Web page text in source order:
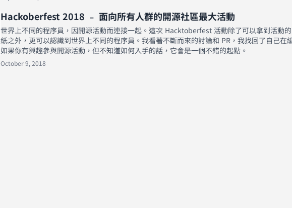
Hackoberfest 2018 ﹣ 面向所有人群的開源社區最大活動
世界上不同的程序員，因開源活動而連接一起。這次 Hacktoberfest 活動除了可以拿到活動
紙之外，更可以認識到世界上不同的程序員。我看著不斷而來的討論和 PR，我找回了自己在
如果你有興趣參與開源活動，但不知道如何入手的話，它會是一個不錯的起點。
October 9, 2018